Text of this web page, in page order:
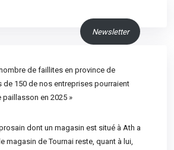
Newsletter
de faillites en province de
de 150 de nos entreprises pourraient
en 2025 »
dont un magasin est situé à Ath a
magasin de Tournai reste, quant à lui,